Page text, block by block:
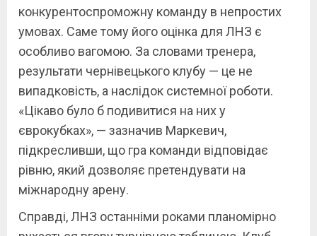
конкурентоспроможну команду в непростих
умовах. Саме тому його оцінка для ЛНЗ є
особливо вагомою. За словами тренера,
результати чернівецького клубу — це не
випадковість, а наслідок системної роботи.
«Цікаво було б подивитися на них у
єврокубках», — зазначив Маркевич,
підкресливши, що гра команди відповідає
рівню, який дозволяє претендувати на
міжнародну арену.
Справді, ЛНЗ останніми роками планомірно